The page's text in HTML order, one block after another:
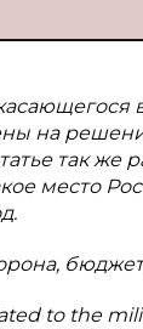
на
так же
место
to the